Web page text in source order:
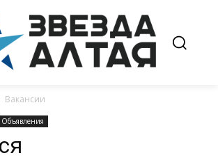
Вакансии
Объявления